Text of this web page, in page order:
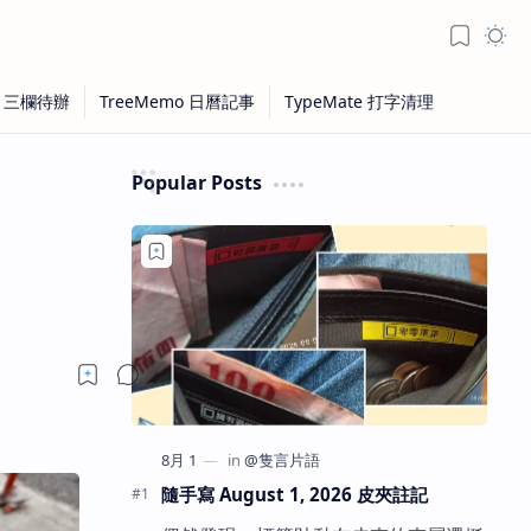
Popular Posts
隨手寫 August 1, 2026 皮夾註記